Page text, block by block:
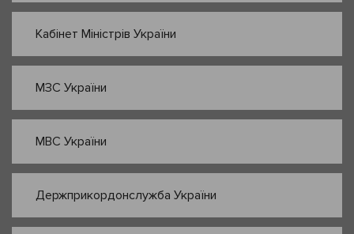
Кабінет Міністрів України
МЗС України
МВС України
Держприкордонслужба України